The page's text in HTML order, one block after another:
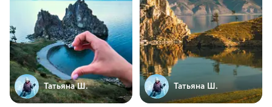
Татьяна Ш. Татьяна Ш.